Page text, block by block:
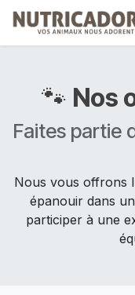
Se rendre au contenu
🐾 Nos
Faites partie
Nous vous offrons
épanouir dans
participer à une